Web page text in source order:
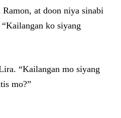
at doon niya sinabi
ko siyang
“Kailangan mo siyang
mo?”